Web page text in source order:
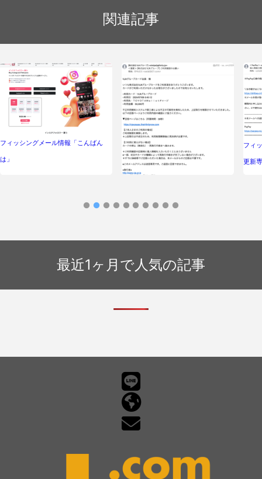
関連記事
フィッシングメール情報「こんばん
は」
【株式会社VJAグループ】ご利用確認
フィ
更新
最近1ヶ月で人気の記事